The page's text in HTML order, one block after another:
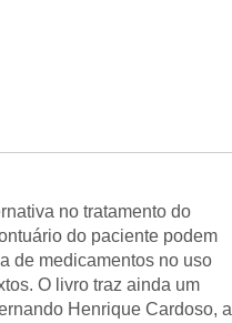
no tratamento do
do paciente podem
de medicamentos no uso
O livro traz ainda um
Henrique Cardoso, a